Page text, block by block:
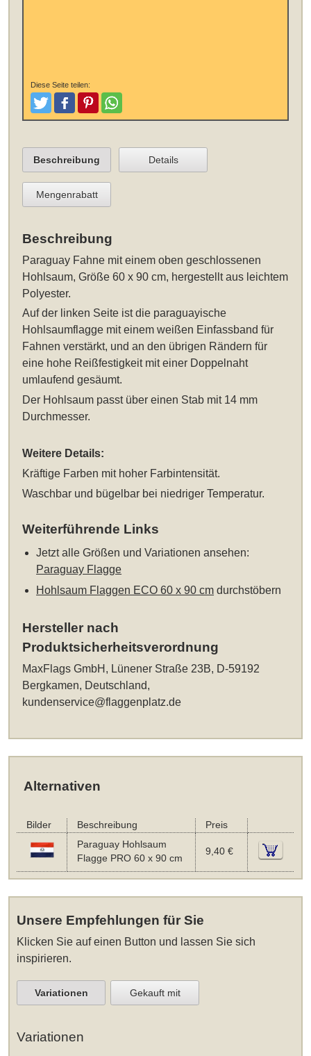
Diese Seite teilen:
TweetenPostenPinterestTeilen
Beschreibung Details
Mengenrabatt
Beschreibung
Paraguay Fahne mit einem oben geschlossenen
Hohlsaum, Größe 60 x 90 cm, hergestellt aus leichtem
Polyester.
Auf der linken Seite ist die paraguayische
Hohlsaumflagge mit einem weißen Einfassband für
Fahnen verstärkt, und an den übrigen Rändern für
eine hohe Reißfestigkeit mit einer Doppelnaht
umlaufend gesäumt.
Der Hohlsaum passt über einen Stab mit 14 mm
Durchmesser.
Weitere Details:
Kräftige Farben mit hoher Farbintensität.
Waschbar und bügelbar bei niedriger Temperatur.
Weiterführende Links
Jetzt alle Größen und Variationen ansehen:
Paraguay Flagge
Hohlsaum Flaggen ECO 60 x 90 cm durchstöbern
Hersteller nach
Produktsicherheitsverordnung
MaxFlags GmbH, Lünener Straße 23B, D-59192
Bergkamen, Deutschland,
kundenservice@flaggenplatz.de
Alternativen
Bilder Beschreibung
Preis
Paraguay Hohlsaum
Flagge PRO 60 x 90 cm
9,40 €
Unsere Empfehlungen für Sie
Klicken Sie auf einen Button und lassen Sie sich
inspirieren.
Variationen Gekauft mit
Variationen